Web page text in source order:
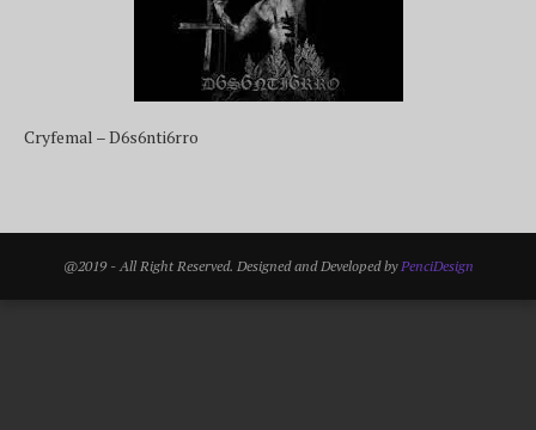
Cryfemal – D6s6nti6rro
@2019 - All Right Reserved. Designed and Developed byPenciDesign